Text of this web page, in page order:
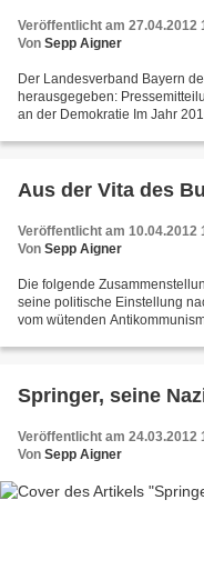
Veröffentlicht am 27.04.2012
Von Sepp Aigner
Der Landesverband Bayern
herausgegeben:
an der Demokratie Im Jahr
Aus der Vita des
Veröffentlicht am 10.04.2012
Von Sepp Aigner
Die folgende
seine politische Einstellung
vom wütenden
Springer, seine
Veröffentlicht am 24.03.2012
Von Sepp Aigner